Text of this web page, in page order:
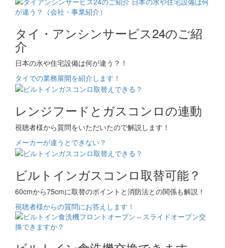
タイ・アンシンサービス24のご紹
介
日本の水や住宅設備は何が違う？！
タイでの業務展開を紹介します！
レンジフードとガスコンロの連動
視聴者様から質問をいただいたので解説します！
メーカーが違うとできない？
ビルトインガスコンロ取替可能？
60cmから75cmに取替のポイントと消防法との関係も解説！
視聴者様からの質問にお答えします！